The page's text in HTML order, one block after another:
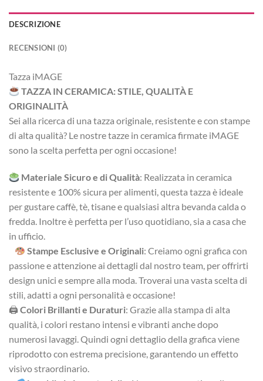
DESCRIZIONE
RECENSIONI (0)
Tazza iMAGE
TAZZA IN CERAMICA: STILE, QUALITÀ E
ORIGINALITÀ
Sei alla ricerca di una tazza originale, resistente e con stampe
di alta qualità? Le nostre tazze in ceramica firmate iMAGE
sono la scelta perfetta per ogni occasione!
Materiale Sicuro e di Qualità: Realizzata in ceramica
resistente e 100% sicura per alimenti, questa tazza è ideale
per gustare caffè, tè, tisane e qualsiasi altra bevanda calda o
fredda. Inoltre è perfetta per l’uso quotidiano, sia a casa che
in ufficio.
Stampe Esclusive e Originali: Creiamo ogni grafica con
passione e attenzione ai dettagli dal nostro team, per offrirti
design unici e sempre alla moda. Troverai una vasta scelta di
stili, adatti a ogni personalità e occasione!
🖨 Colori Brillanti e Duraturi: Grazie alla stampa di alta
qualità, i colori restano intensi e vibranti anche dopo
numerosi lavaggi. Quindi ogni dettaglio della grafica viene
riprodotto con estrema precisione, garantendo un effetto
visivo straordinario.